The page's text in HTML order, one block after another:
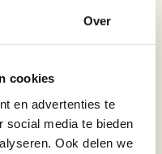
Over
cookies
en advertenties te
social media te bieden
Ook delen we
opnieuw ingericht.
uit, er worden nieuwe
voortaan apart
geloosd wordt op het